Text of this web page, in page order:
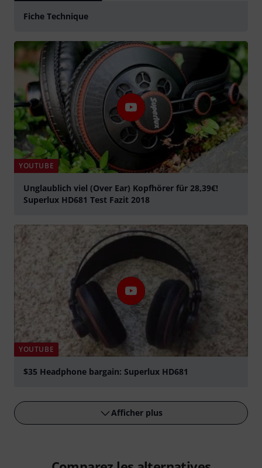
Fiche Technique
YOUTUBE
Unglaublich viel (Over Ear) Kopfhörer für 28,39€!
Superlux HD681 Test Fazit 2018
YOUTUBE
$35 Headphone bargain: Superlux HD681
Afficher plus